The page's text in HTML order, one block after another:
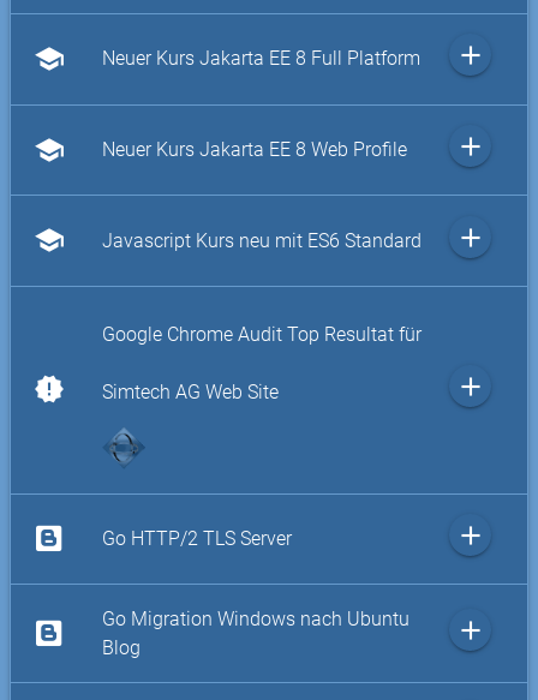
school Neuer Kurs Jakarta EE 8 Full Platform add
school Neuer Kurs Jakarta EE 8 Web Profile add
school Javascript Kurs neu mit ES6 Standard add
new_releases
Google Chrome Audit Top Resultat für
Simtech AG Web Site add
Go HTTP/2 TLS Server add
Go Migration Windows nach Ubuntu
Blog
add